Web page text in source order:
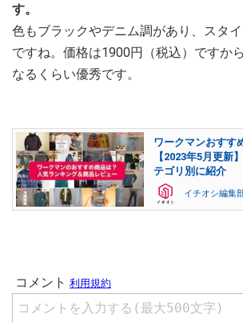
す。
色もブラックやデニム調があり、スタ
ですね。価格は1900円（税込）ですか
なるくらい優秀です。
ワークマンおすす
【2023年5月更新
テゴリ別に紹介
イチオシ編集